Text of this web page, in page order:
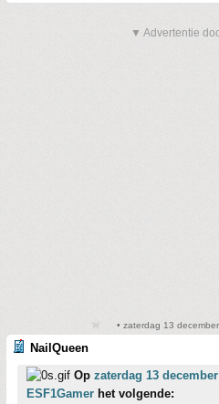
▼ Advertentie
• zaterdag 13
NailQueen
Op zaterdag 13
ESF1Gamer het volgende: